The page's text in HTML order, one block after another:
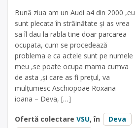
Bună ziua am un Audi a4 din 2000 ,eu
sunt plecata în străinătate și as vrea
sa îl dau la rabla tine doar parcarea
ocupata, cum se procedează
problema e ca actele sunt pe numele
meu ,se poate ocupa mama cumva
de asta ,și care as fi prețul, va
mulțumesc Aschiopoae Roxana
ioana – Deva, […]
Ofertă colectare VSU, în
Deva